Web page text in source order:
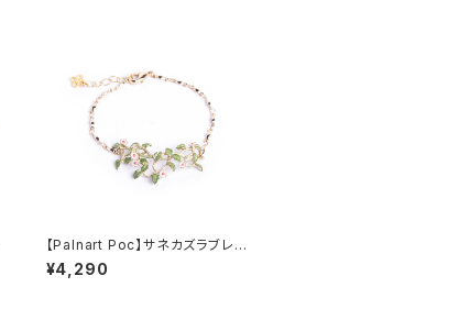
【Palnart Poc】サネカズラブレス
レット
¥4,290